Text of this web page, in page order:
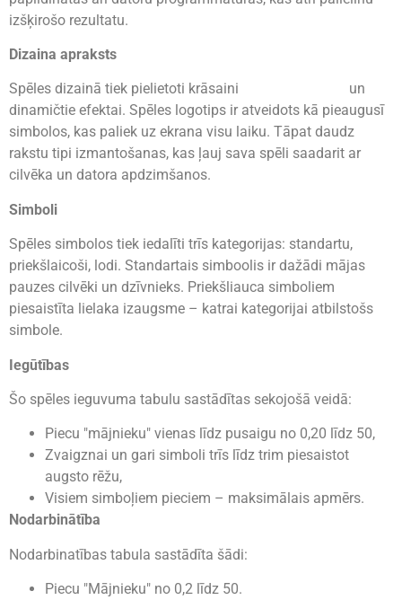
izšķirošo rezultatu.
Dizaina apraksts
Spēles dizainā tiek pielietoti krāsaini
un
dinamičtie efektai. Spēles logotips ir atveidots kā pieaugusī
simbolos, kas paliek uz ekrana visu laiku. Tāpat daudz
rakstu tipi izmantošanas, kas ļauj sava spēli saadarit ar
cilvēka un datora apdzimšanos.
Simboli
Spēles simbolos tiek iedalīti trīs kategorijas: standartu,
priekšlaicoši, lodi. Standartais simboolis ir dažādi mājas
pauzes cilvēki un dzīvnieks. Priekšliauca simboliem
piesaistīta lielaka izaugsme – katrai kategorijai atbilstošs
simbole.
Iegūtības
Šo spēles ieguvuma tabulu sastādītas sekojošā veidā:
Piecu "mājnieku" vienas līdz pusaigu no 0,20 līdz 50,
Zvaigznai un gari simboli trīs līdz trim piesaistot
augsto rēžu,
Visiem simboļiem pieciem – maksimālais apmērs.
Nodarbinātība
Nodarbinatības tabula sastādīta šādi:
Piecu "Mājnieku" no 0,2 līdz 50.